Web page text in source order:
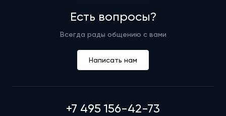
Есть вопросы?
Всегда рады общению с вами
Написать нам
+7 495 156-42-73